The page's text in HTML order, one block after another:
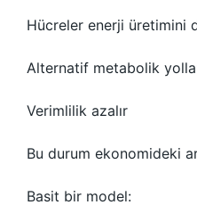
Hücreler enerji üretimini
Alternatif metabolik
Verimlilik azalır
Bu durum ekonomideki
Basit bir model: